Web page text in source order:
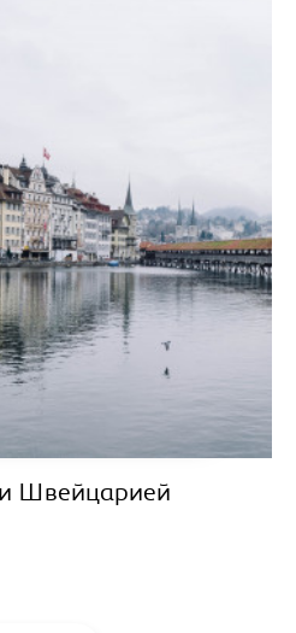
Швейцарией